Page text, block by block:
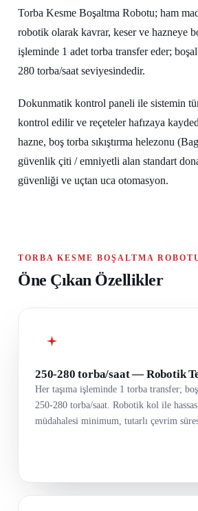
Torba Kesme Boşaltma Robotu; ham
robotik olarak kavrar, keser ve hazneye
işleminde 1 adet torba transfer eder;
280 torba/saat seviyesindedir.
Dokunmatik kontrol paneli ile sistemin
kontrol edilir ve reçeteler hafızaya
hazne, boş torba sıkıştırma helezonu
güvenlik çiti / emniyetli alan standart
güvenliği ve uçtan uca otomasyon.
TORBA KESME BOŞALTMA
Öne Çıkan Özellikler
250-280 torba/saat — Robotik
Her taşıma işleminde 1 torba transfer;
250-280 torba/saat. Robotik kol ile
müdahalesi minimum, tutarlı çevrim